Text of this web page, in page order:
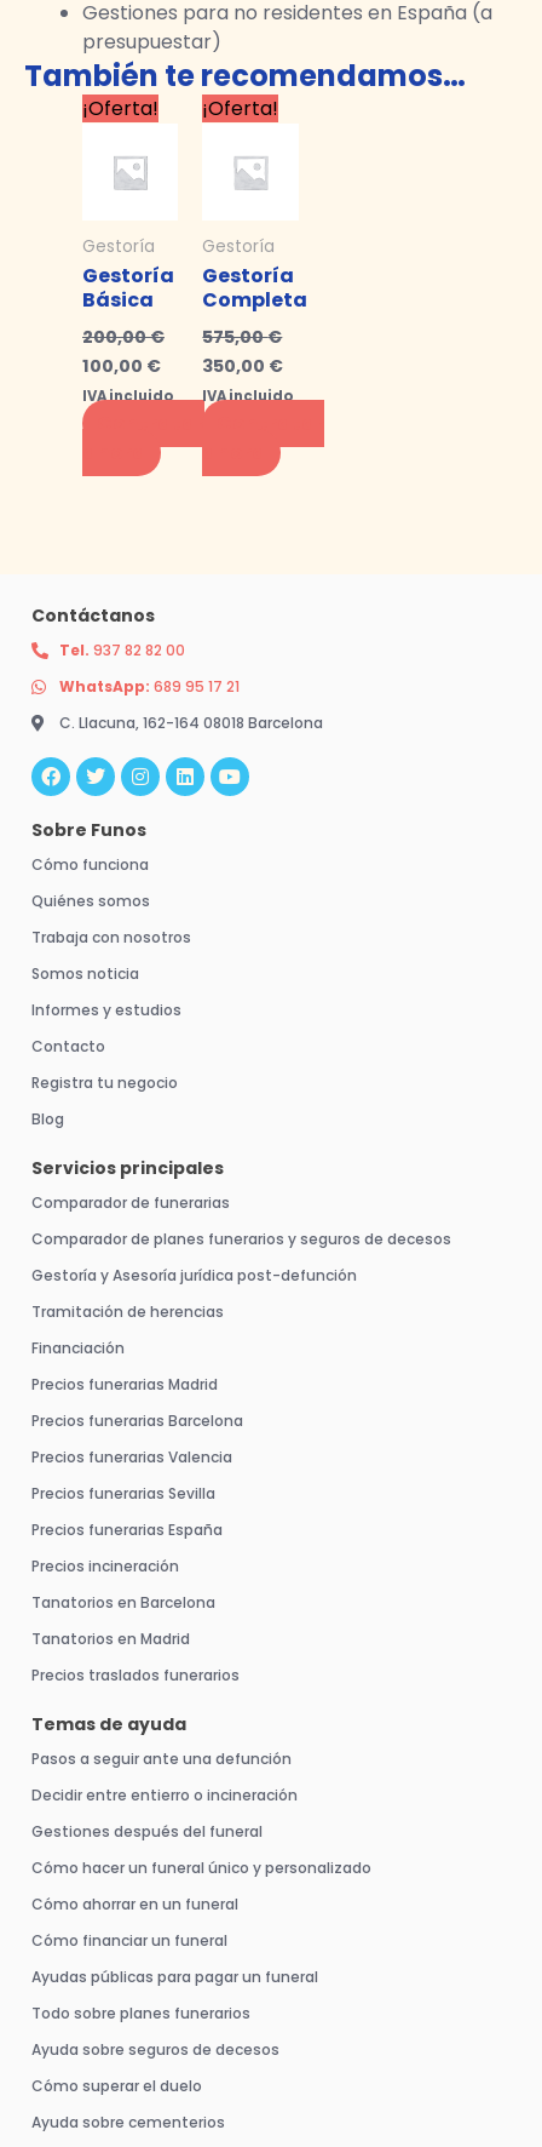
Gestiones para no residentes en España (a
presupuestar)
También te recomendamos…
¡Oferta!
Gestoría
Gestoría
Básica​
200,00€
El
precio
era:
200,00 €.
100,00 €
precio
100,00 €.
IVA incluido
¡Oferta!
Gestoría
Gestoría
Completa
575,00€
El
precio
era:
575,00 €.
350,00 €
IVA incluido
Contáctanos
Tel. 937 82 82 00
WhatsApp: 689 95 17 21
C. Llacuna, 162-164 08018 Barcelona
a
c
e
b
o
o
w
i
t
t
e
r
n
s
t
a
g
r
m
i
n
k
o
u
t
Sobre Funos
Cómo funciona
Quiénes somos
Trabaja con nosotros
Somos noticia
Informes y estudios
Contacto
Registra tu negocio
Blog
Servicios principales
Comparador de funerarias
Comparador de planes funerarios y seguros de decesos
Gestoría y Asesoría jurídica post-defunción
Tramitación de herencias
Financiación
Precios funerarias Madrid
Precios funerarias Barcelona
Precios funerarias Valencia
Precios funerarias Sevilla
Precios funerarias España
Precios incineración
Tanatorios en Barcelona
Tanatorios en Madrid
Precios traslados funerarios
Temas de ayuda
Pasos a seguir ante una defunción
Decidir entre entierro o incineración
Gestiones después del funeral
Cómo hacer un funeral único y personalizado
Cómo ahorrar en un funeral
Cómo financiar un funeral
Ayudas públicas para pagar un funeral
Todo sobre planes funerarios
Ayuda sobre seguros de decesos
Cómo superar el duelo
Ayuda sobre cementerios